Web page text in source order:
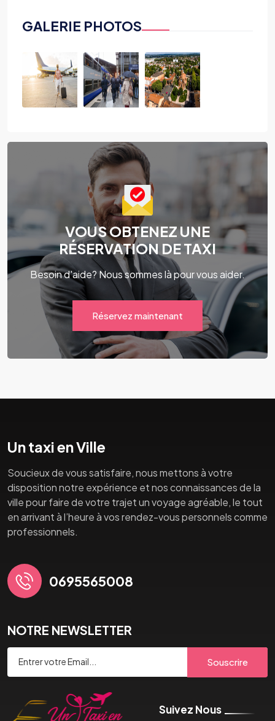
GALERIE PHOTOS
VOUS OBTENEZ UNE
RÉSERVATION DE TAXI
Besoin d'aide? Nous sommes là pour vous aider.
Réservez maintenant
Un taxi en Ville
Soucieux de vous satisfaire, nous mettons à votre
disposition notre expérience et nos connaissances de la
ville pour faire de votre trajet un voyage agréable, le tout
en arrivant à l’heure à vos rendez-vous personnels comme
professionnels.
0695565008
NOTRE NEWSLETTER
Souscrire
Suivez Nous